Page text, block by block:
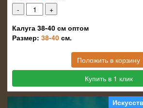
Калуга 38-40 см оптом
Размер: 38-40 см.
Положить в корзину
Купить в 1 клик